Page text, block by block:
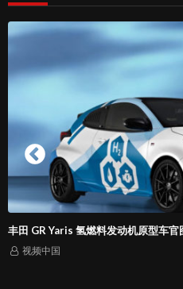
慢直播：吉林市朱雀山